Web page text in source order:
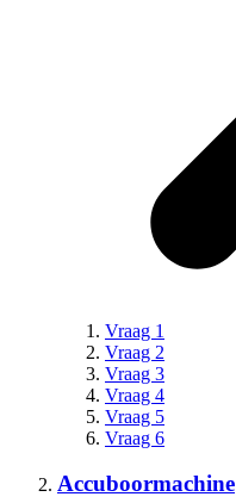
Vraag 1
Vraag 2
Vraag 3
Vraag 4
Vraag 5
Vraag 6
Accuboormachine